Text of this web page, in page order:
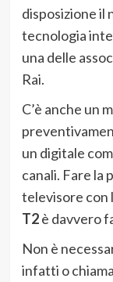
disposizione il
tecnologia
una delle
Rai.
C’è anche un
un digitale
canali. Fare la
televisore con
T2è davvero
Non è
infatti o